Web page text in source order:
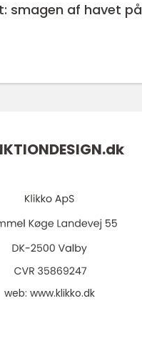
smagen af havet på
dk
web: www.klikko.dk